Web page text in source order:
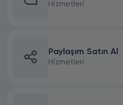
Hizmetleri
Paylaşım Satın Al
Hizmetleri